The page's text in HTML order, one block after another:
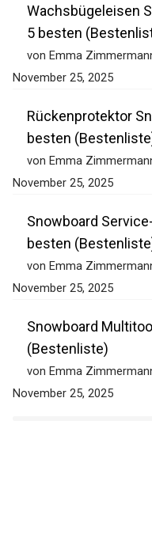
Wachsbügeleisen
5 besten
von Emma Zimmermann
Rückenprotektor
besten (Bestenliste)
von Emma Zimmermann
Snowboard Service-
besten (Bestenliste)
von Emma Zimmermann
Snowboard Multitool
(Bestenliste)
von Emma Zimmermann